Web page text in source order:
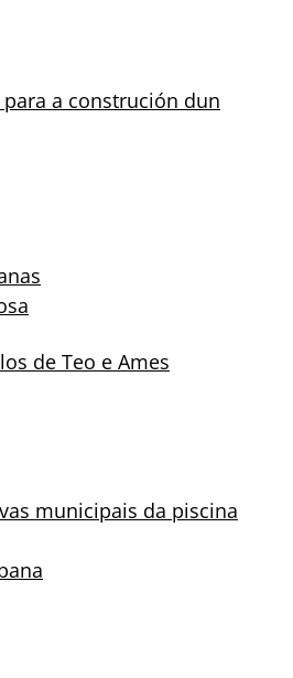
a construción dun
de Teo e Ames
municipais da piscina